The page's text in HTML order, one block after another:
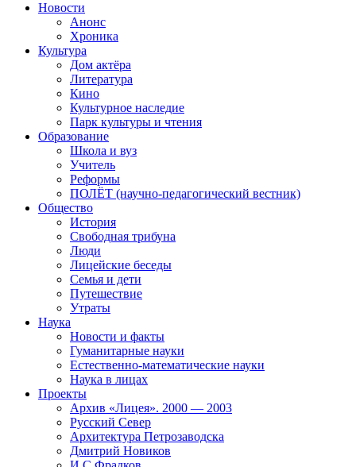
Новости
Анонс
Хроника
Культура
Дом актёра
Литература
Кино
Культурное наследие
Парк культуры и чтения
Образование
Школа и вуз
Учитель
Реформы
ПОЛЁТ (научно-педагогический вестник)
Общество
История
Свободная трибуна
Люди
Лицейские беседы
Семья и дети
Путешествие
Утраты
Наука
Новости и факты
Гуманитарные науки
Естественно-математические науки
Наука в лицах
Проекты
Архив «Лицея». 2000 — 2003
Русский Север
Архитектура Петрозаводска
Дмитрий Новиков